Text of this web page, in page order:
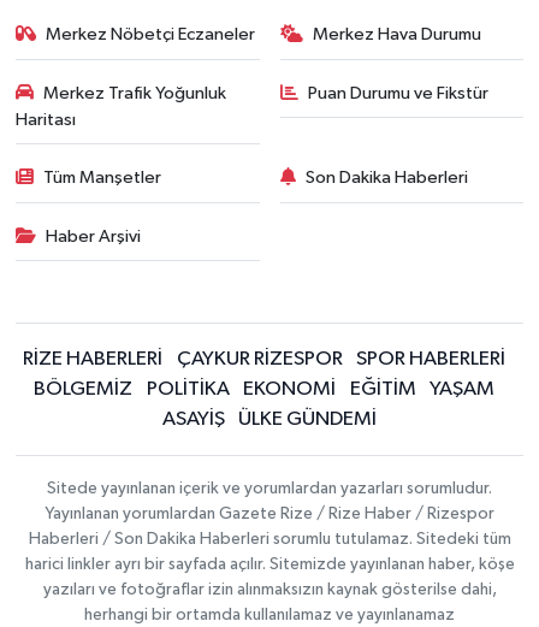
Merkez Nöbetçi Eczaneler Merkez Hava Durumu
Merkez Trafik Yoğunluk
Haritası
Puan Durumu ve Fikstür
Tüm Manşetler Son Dakika Haberleri
Haber Arşivi
RİZE HABERLERİ ÇAYKUR RİZESPOR
SPOR HABERLERİ
BÖLGEMİZ
POLİTİKA EKONOMİ EĞİTİM
YAŞAM
ASAYİŞ
ÜLKE GÜNDEMİ
Sitede yayınlanan içerik ve yorumlardan yazarları sorumludur.
Yayınlanan yorumlardan Gazete Rize / Rize Haber / Rizespor
Haberleri / Son Dakika Haberleri sorumlu tutulamaz. Sitedeki tüm
harici linkler ayrı bir sayfada açılır. Sitemizde yayınlanan haber, köşe
yazıları ve fotoğraflar izin alınmaksızın kaynak gösterilse dahi,
herhangi bir ortamda kullanılamaz ve yayınlanamaz